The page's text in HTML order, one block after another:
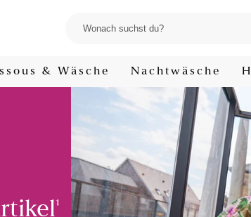
& Wäsche Nachtwäsche
¹